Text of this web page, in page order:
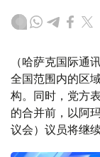
（哈萨克国际通
全国范围内的区
构。同时，党方
的合并前，以阿
议会）议员将继